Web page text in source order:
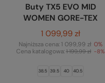
Buty TX5 EVO MID
WOMEN GORE-TEX
1 099,99 zł
Najniższa cena:1 099,99 zł 0%
Cena katalogowa:1 199,99 zł -8%
38.5 39.5 40 40.5